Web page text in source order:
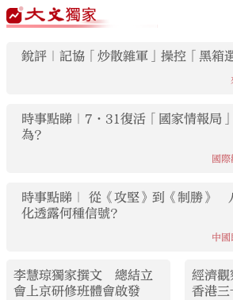
銳評｜記協「炒散雜軍」操控「黑箱
時事點睇｜7·31復活「國家情報局
為？
國際
時事點睇｜ 從《攻堅》到《制勝》
化透露何種信號？
中國
李慧琼獨家撰文 總結立
會上京研修班體會啟發
經濟觀
香港三